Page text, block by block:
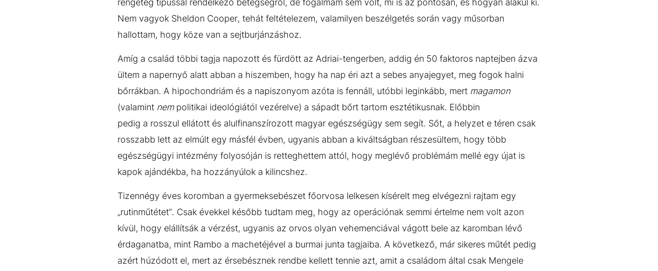
rengeteg típussal rendelkező betegségről, de fogalmam sem volt, mi is az pontosan, és hogyan alakul ki.
Nem vagyok Sheldon Cooper, tehát feltételezem, valamilyen beszélgetés során vagy műsorban
hallottam, hogy köze van a sejtburjánzáshoz.
Amíg a család többi tagja napozott és fürdött az Adriai-tengerben, addig én 50 faktoros naptejben ázva
ültem a napernyő alatt abban a hiszemben, hogy ha nap éri azt a sebes anyajegyet, meg fogok halni
bőrrákban. A hipochondriám és a napiszonyom azóta is fennáll, utóbbi leginkább, mert magamon
(valamint nempolitikai ideológiától vezérelve) a sápadt bőrt tartom esztétikusnak. Előbbin
pedig a rosszul ellátott és alulfinanszírozott magyar egészségügy sem segít. Sőt, a helyzet e téren csak
rosszabb lett az elmúlt egy másfél évben, ugyanis abban a kiváltságban részesültem, hogy több
egészségügyi intézmény folyosóján is retteghettem attól, hogy meglévő problémám mellé egy újat is
kapok ajándékba, ha hozzányúlok a kilincshez.
Tizennégy éves koromban a gyermeksebészet főorvosa lelkesen kísérelt meg elvégezni rajtam egy
„rutinműtétet”. Csak évekkel később tudtam meg, hogy az operációnak semmi értelme nem volt azon
kívül, hogy elállítsák a vérzést, ugyanis az orvos olyan vehemenciával vágott bele az karomban lévő
érdaganatba, mint Rambo a machetéjével a burmai junta tagjaiba. A következő, már sikeres műtét pedig
azért húzódott el, mert az érsebésznek rendbe kellett tennie azt, amit a családom által csak Mengele